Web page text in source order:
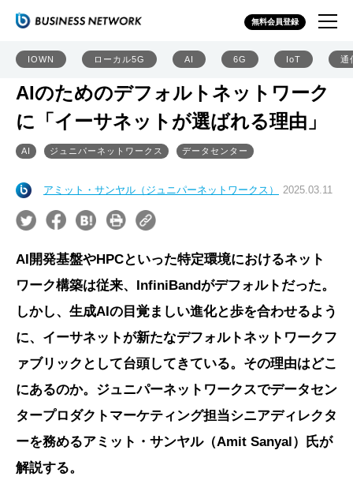
無料会員登録
IOWN ローカル5G AI 6G IoT 通
AIのためのデフォルトネットワーク
に「イーサネットが選ばれる理由」
AI ジュニパーネットワークス データセンター
アミット・サンヤル（ジュニパーネットワークス） 2025.03.11
AI開発基盤やHPCといった特定環境におけるネット
ワーク構築は従来、InfiniBandがデフォルトだった。
しかし、生成AIの目覚ましい進化と歩を合わせるよう
に、イーサネットが新たなデフォルトネットワークフ
ァブリックとして台頭してきている。その理由はどこ
にあるのか。ジュニパーネットワークスでデータセン
タープロダクトマーケティング担当シニアディレクタ
ーを務めるアミット・サンヤル（Amit Sanyal）氏が
解説する。